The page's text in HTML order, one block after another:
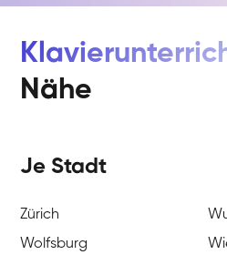
Nähe
Je Stadt
Zürich
Wolfsburg